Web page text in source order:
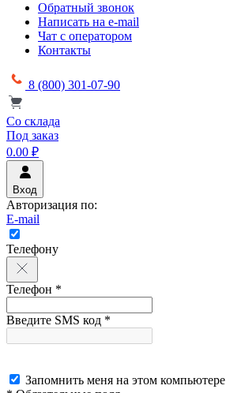
Обратный звонок
Написать на e-mail
Чат с оператором
Контакты
8 (800) 301-07-90
Со склада
Под заказ
0.00 ₽
Вход
Авторизация по:
E-mail
Телефону
Телефон *
Введите SMS код *
Запомнить меня на этом компьютере